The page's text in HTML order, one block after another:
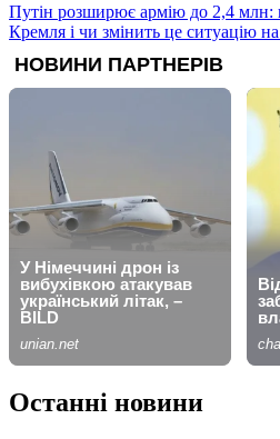
Путін розширює армію до 2,4 млн:
Кремля і чи змінить це ситуацію
Останні новини